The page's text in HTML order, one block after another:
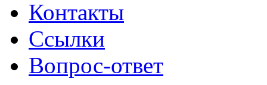
Контакты
Ссылки
Вопрос-ответ